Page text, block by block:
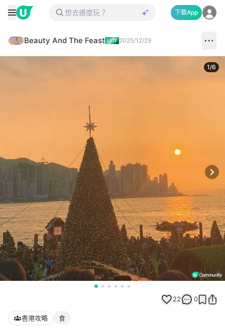
下載App
Beauty And The Feast 2025/12/29
1/6
22 0
香港攻略 食